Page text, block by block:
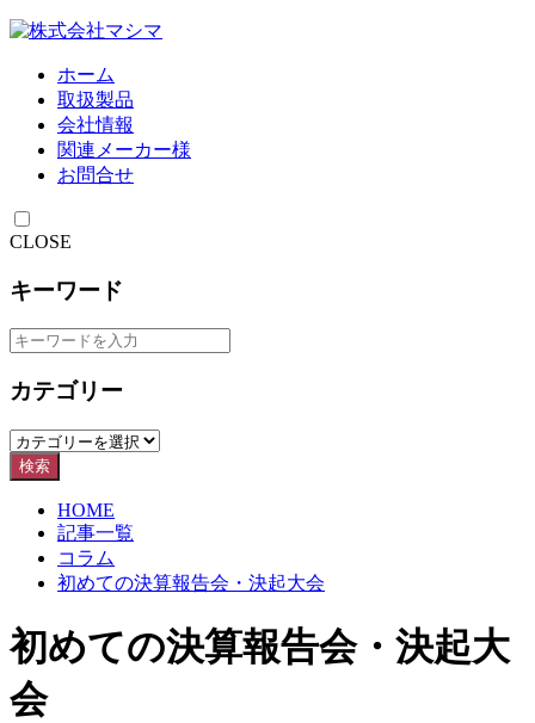
ホーム
取扱製品
会社情報
関連メーカー様
お問合せ
CLOSE
キーワード
カテゴリー
検索
HOME
記事一覧
コラム
初めての決算報告会・決起大会
初めての決算報告会・決起大
会